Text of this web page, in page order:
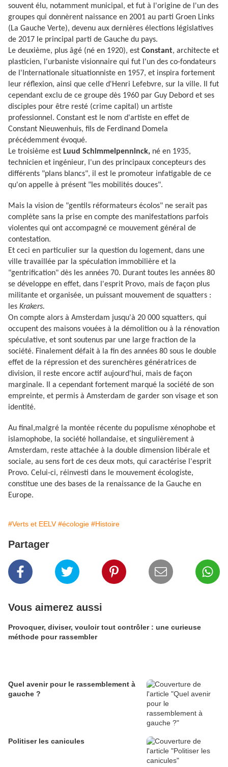
souvent élu, notamment municipal, et fut à l'origine de l'un des
groupes qui donnèrent naissance en 2001 au parti Groen Links
(La Gauche Verte), devenu aux dernières élections législatives
de 2017 le principal parti de Gauche du pays.
Le deuxième, plus âgé (né en 1920), est Constant, architecte et
plasticien, l'urbaniste visionnaire qui fut l'un des co-fondateurs
de l'Internationale situationniste en 1957, et inspira fortement
leur réflexion, ainsi que celle d'Henri Lefebvre, sur la ville. Il fut
cependant exclu de ce groupe dès 1960 par Guy Debord et ses
disciples pour être resté (crime capital) un artiste
professionnel. Constant est le nom d'artiste en effet de
Constant Nieuwenhuis, fils de Ferdinand Domela
précédemment évoqué.
Le troisième est Luud Schimmelpenninck, né en 1935,
technicien et ingénieur, l'un des principaux concepteurs des
différents "plans blancs", il est le promoteur infatigable de ce
qu'on appelle à présent "les mobilités douces".
Mais la vision de "gentils réformateurs écolos" ne serait pas
complète sans la prise en compte des manifestations parfois
violentes qui ont accompagné ce mouvement général de
contestation.
Et ceci en particulier sur la question du logement, dans une
ville travaillée par la spéculation immobilière et la
"gentrification" dès les années 70. Durant toutes les années 80
se développe en effet, dans l'esprit Provo, mais de façon plus
militante et organisée, un puissant mouvement de squatters :
les Krakers.
On compte alors à Amsterdam jusqu'à 20 000 squatters, qui
occupent des maisons vouées à la démolition ou à la rénovation
spéculative, et sont soutenus par une large fraction de la
société. Finalement défait à la fin des années 80 sous le double
effet de la répression et des surenchères génératrices de
division, il reste encore actif aujourd'hui, mais de façon
marginale. Il a cependant fortement marqué la société de son
empreinte, et permis à Amsterdam de garder son visage et son
identité.
Au final,malgré la montée récente du populisme xénophobe et
islamophobe, la société hollandaise, et singulièrement à
Amsterdam, reste attachée à la double dimension libérale et
sociale, au sens fort de ces deux mots, qui caractérise l'esprit
Provo. Celui-ci, réinvesti dans le mouvement écologiste,
constitue une des bases de la renaissance de la Gauche en
Europe.
#Verts et EELV #écologie #Histoire
Partager
Vous aimerez aussi
Provoquer, diviser, vouloir tout contrôler : une curieuse
méthode pour rassembler
Quel avenir pour le rassemblement à
gauche ?
Politiser les canicules